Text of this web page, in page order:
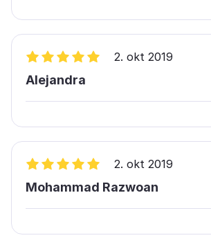
2. okt 2019
Alejandra
2. okt 2019
Mohammad Razwoan